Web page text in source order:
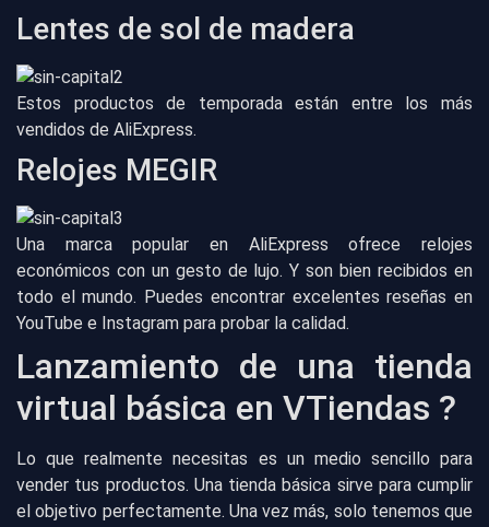
Lentes de sol de madera
Estos productos de temporada están entre los más
vendidos de AliExpress.
Relojes MEGIR
Una marca popular en AliExpress ofrece relojes
económicos con un gesto de lujo. Y son bien recibidos en
todo el mundo. Puedes encontrar excelentes reseñas en
YouTube e Instagram para probar la calidad.
Lanzamiento de una tienda
virtual básica en VTiendas ?
Lo que realmente necesitas es un medio sencillo para
vender tus productos. Una tienda básica sirve para cumplir
el objetivo perfectamente. Una vez más, solo tenemos que